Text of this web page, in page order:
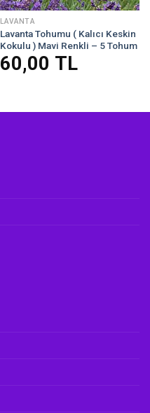
LAVANTA
Lavanta Tohumu ( Kalıcı Keskin
Kokulu ) Mavi Renkli – 5 Tohum
60,00 TL